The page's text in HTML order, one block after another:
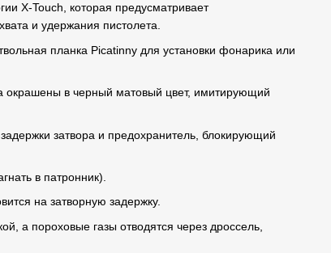
X-Touch, которая предусматривает
и удержания пистолета.
планка Picatinny для установки фонарика или
окрашены в черный матовый цвет, имитирующий
затвора и предохранитель, блокирующий
в патронник).
на затворную задержку.
а пороховые газы отводятся через дроссель,